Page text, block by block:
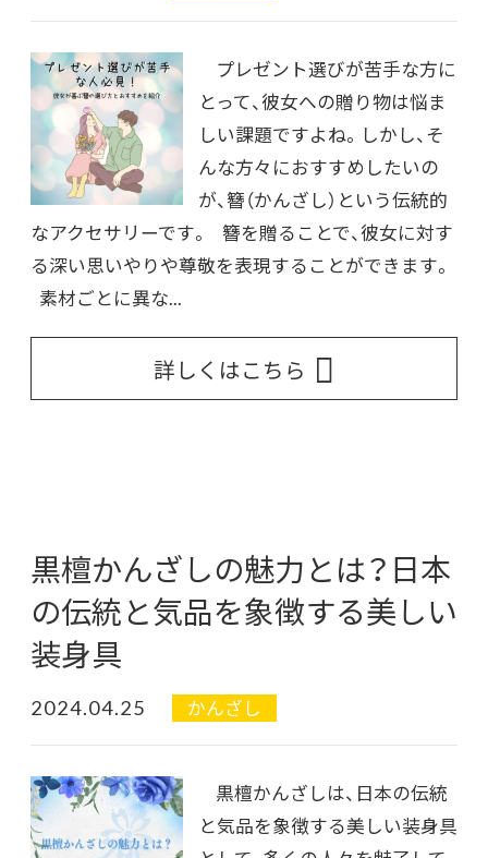
プレゼント選びが苦手な方に
とって、彼女への贈り物は悩ま
しい課題ですよね。しかし、そ
んな方々におすすめしたいの
が、簪（かんざし）という伝統的
なアクセサリーです。 簪を贈ることで、彼女に対す
る深い思いやりや尊敬を表現することができます。
素材ごとに異な...
詳しくはこちら
黒檀かんざしの魅力とは？日本
の伝統と気品を象徴する美しい
装身具
2024.04.25 かんざし
黒檀かんざしは、日本の伝統
と気品を象徴する美しい装身具